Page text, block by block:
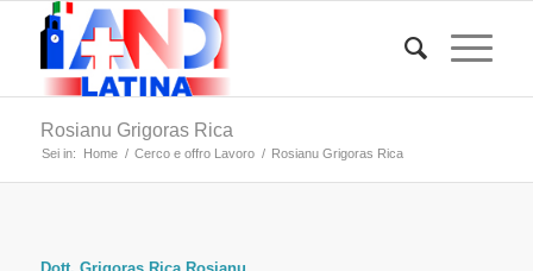
Rosianu Grigoras Rica
Sei in: Home / Cerco e offro Lavoro / Rosianu Grigoras Rica